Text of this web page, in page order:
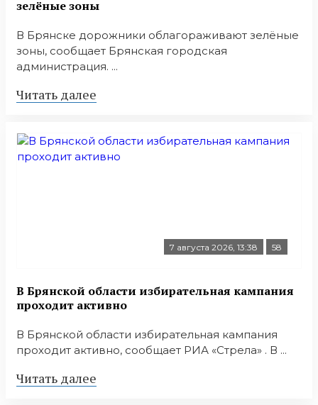
зелёные зоны
В Брянске дорожники облагораживают зелёные
зоны, сообщает Брянская городская
администрация. ...
Читать далее
7 августа 2026, 13:38 58
В Брянской области избирательная кампания
проходит активно
В Брянской области избирательная кампания
проходит активно, сообщает РИА «Стрела» . В ...
Читать далее